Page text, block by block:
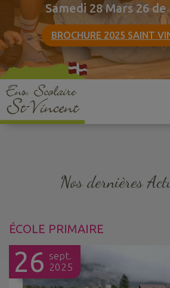
Samedi 28 Mars 26 de
BROCHURE 2025 SAINT
Nos dernières
ÉCOLE PRIMAIRE
26 sept.
2025